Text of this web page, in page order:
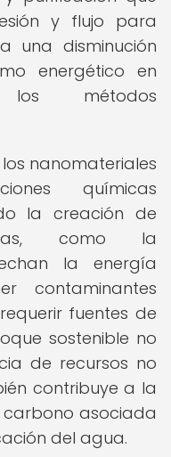
y flujo para
una disminución
energético en
métodos
nanomateriales
químicas
la creación de
como la
la energía
contaminantes
fuentes de
sostenible no
de recursos no
contribuye a la
asociada
del agua.